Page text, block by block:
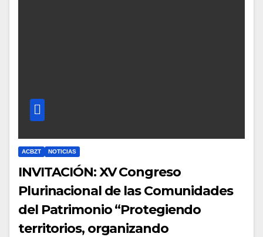
ACBZT NOTICIAS
INVITACIÓN: XV Congreso
Plurinacional de las Comunidades
del Patrimonio “Protegiendo
territorios, organizando